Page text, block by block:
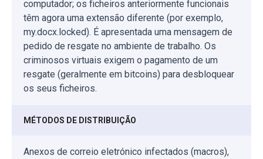
computador; os ficheiros anteriormente funcionais
têm agora uma extensão diferente (por exemplo,
my.docx.locked). É apresentada uma mensagem de
pedido de resgate no ambiente de trabalho. Os
criminosos virtuais exigem o pagamento de um
resgate (geralmente em bitcoins) para desbloquear
os seus ficheiros.
MÉTODOS DE DISTRIBUIÇÃO
Anexos de correio eletrónico infectados (macros),